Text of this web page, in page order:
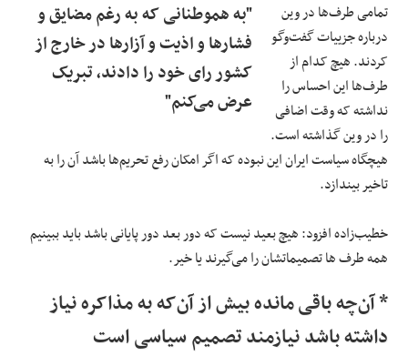
"به هموطنانی که به رغم مضایق و
فشارها و اذیت و آزارها در خارج از
کشور رای خود را دادند، تبریک
عرض می‌کنم"
تمامی طرف‌ها در وین
درباره جزییات گفت‌وگو
کردند. هیچ کدام از
طرف‌ها این احساس را
نداشته که وقت اضافی
را در وین گذاشته است.
هیچگاه سیاست ایران این نبوده که اگر امکان رفع تحریم‌ها باشد آن را به
تاخیر بیندازد.
خطیب‌زاده افزود: هیچ بعید نیست که دور بعد دور پایانی باشد باید ببینیم
همه طرف ها تصمیماتشان را می‌گیرند یا خیر.
* آن‌چه باقی ‌مانده بیش از آن‌که به مذاکره نیاز
داشته باشد نیازمند تصمیم سیاسی است